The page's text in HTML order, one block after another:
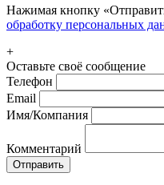
Нажимая кнопку
обработку персональных
+
Оставьте своё сообщение
Телефон
Email
Имя/Компания
Комментарий
Отправить